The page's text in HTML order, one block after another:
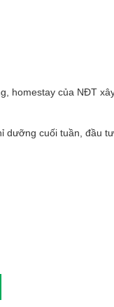
homestay của NĐT
dưỡng cuối tuần, đầu